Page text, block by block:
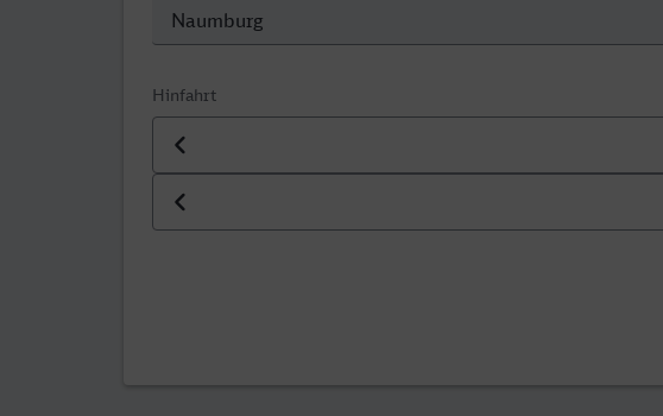
Hinfahrt
Datum der Hinfahrt
Uhrzeit der Hinfahrt